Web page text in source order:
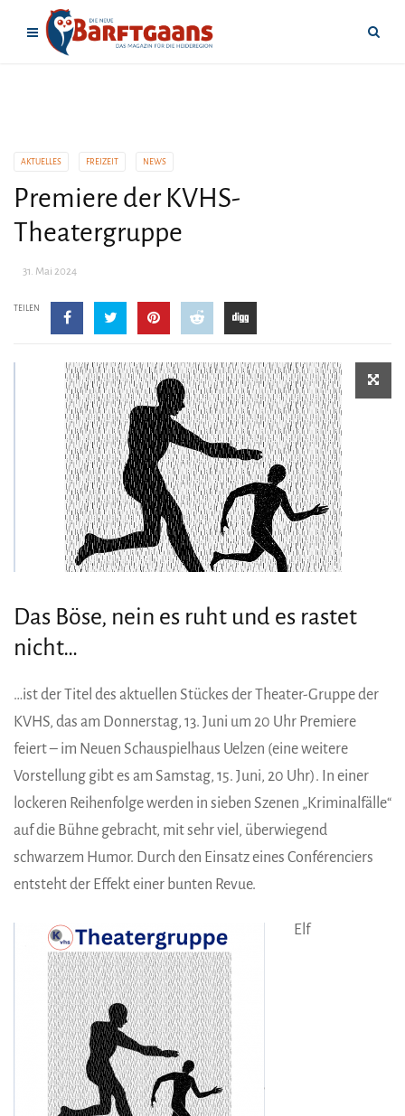
AKTUELLES FREIZEIT NEWS
Premiere der KVHS-
Theatergruppe
31. Mai 2024
TEILEN
Das Böse, nein es ruht und es rastet
nicht…
…ist der Titel des aktuellen Stückes der Theater-Gruppe der
KVHS, das am Donnerstag, 13. Juni um 20 Uhr Premiere
feiert – im Neuen Schauspielhaus Uelzen (eine weitere
Vorstellung gibt es am Samstag, 15. Juni, 20 Uhr). In einer
lockeren Reihenfolge werden in sieben Szenen „Kriminalfälle“
auf die Bühne gebracht, mit sehr viel, überwiegend
schwarzem Humor. Durch den Einsatz eines Conférenciers
entsteht der Effekt einer bunten Revue.
Elf